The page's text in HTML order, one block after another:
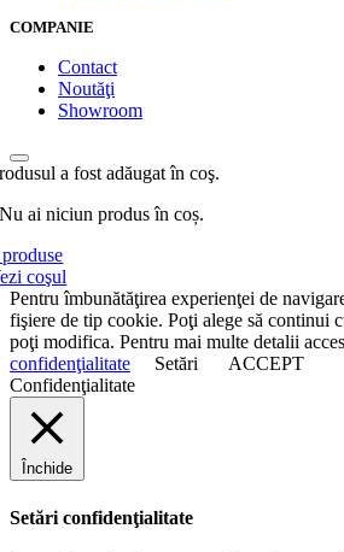
COMPANIE
Contact
Noutăţi
Showroom
a fost adăugat în coş.
Nu ai niciun produs în coș.
coşul
Pentru îmbunătăţirea experienţei de
fişiere de tip cookie. Poţi alege să continui
poţi modifica. Pentru mai multe detalii
confidenţialitate
Setări
ACCEPT
Confidenţialitate
Închide
Setări confidenţialitate